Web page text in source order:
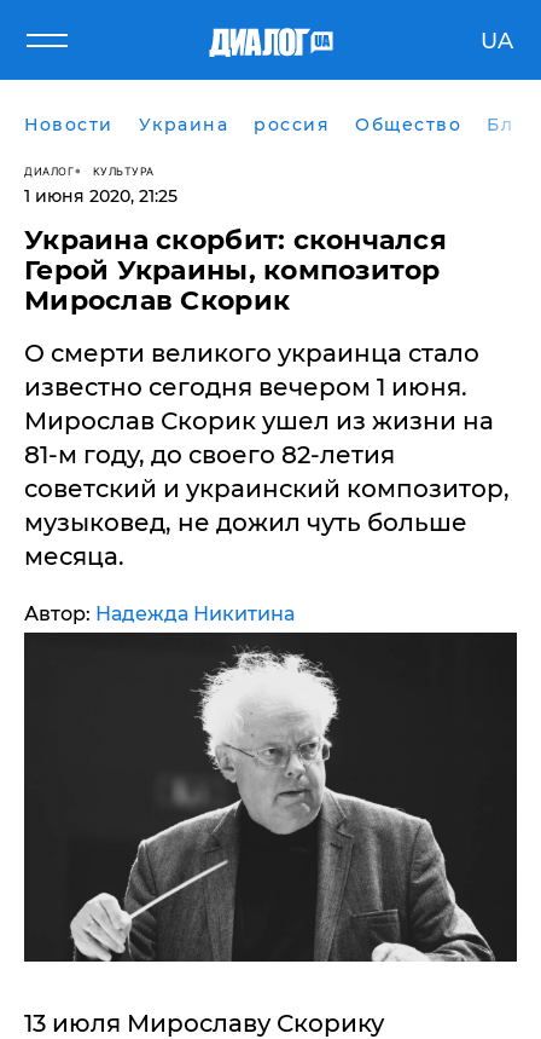
UA
Новости Украина россия Общество
ДИАЛОГ КУЛЬТУРА
1 июня 2020, 21:25
Украина скорбит: скончался
Герой Украины, композитор
Мирослав Скорик
О смерти великого украинца стало
известно сегодня вечером 1 июня.
Мирослав Скорик ушел из жизни на
81-м году, до своего 82-летия
советский и украинский композитор,
музыковед, не дожил чуть больше
месяца.
Автор: Надежда Никитина
13 июля Мирославу Скорику